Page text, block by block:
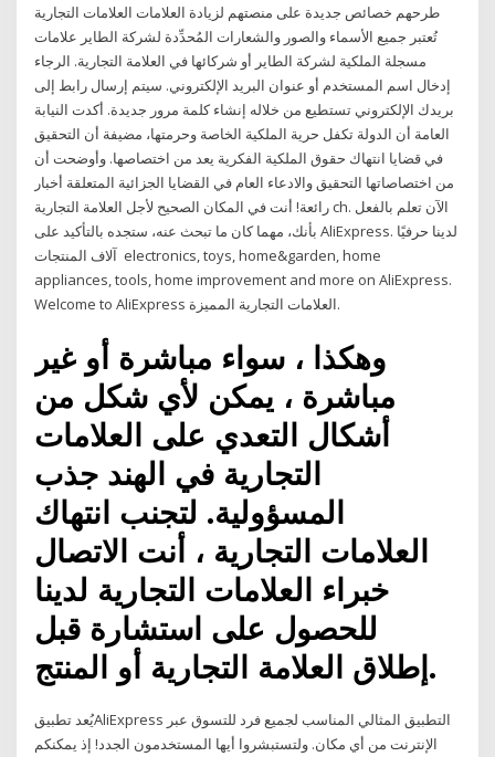
طرحهم خصائص جديدة على منصتهم لزيادة العلامات العلامات التجارية
تُعتبر جميع الأسماء والصور والشعارات المُحدِّدة لشركة الطاير علامات
مسجلة الملكية لشركة الطاير أو شركائها في العلامة التجارية. الرجاء
إدخال اسم المستخدم أو عنوان البريد الإلكتروني. سيتم إرسال رابط إلى
بريدك الإلكتروني تستطيع من خلاله إنشاء كلمة مرور جديدة. أكدت النيابة
العامة أن الدولة تكفل حرية الملكية الخاصة وحرمتها، مضيفة أن التحقيق
في قضايا انتهاك حقوق الملكية الفكرية يعد من اختصاصها. وأوضحت أن
من اختصاصاتها التحقيق والادعاء العام في القضايا الجزائية المتعلقة أخبار
رائعة! أنت في المكان الصحيح لأجل العلامة التجارية ch. الآن تعلم بالفعل
بأنك، مهما كان ما تبحث عنه، ستجده بالتأكيد على AliExpress. لدينا حرفيًا
آلاف المنتجات electronics, toys, home&garden, home
appliances, tools, home improvement and more on AliExpress.
Welcome to AliExpress العلامات التجارية المميزة.
وهكذا ، سواء مباشرة أو غير
مباشرة ، يمكن لأي شكل من
أشكال التعدي على العلامات
التجارية في الهند جذب
المسؤولية. لتجنب انتهاك
العلامات التجارية ، أنت الاتصال
خبراء العلامات التجارية لدينا
للحصول على استشارة قبل
إطلاق العلامة التجارية أو المنتج.
يُعد تطبيقAliExpress التطبيق المثالي المناسب لجميع فرد للتسوق عبر
الإنترنت من أي مكان. ولتستبشروا أيها المستخدمون الجدد! إذ يمكنكم